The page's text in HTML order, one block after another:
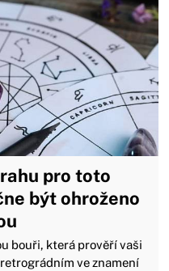
pro toto
být ohroženo
bouři, která prověří vaši
ve znamení